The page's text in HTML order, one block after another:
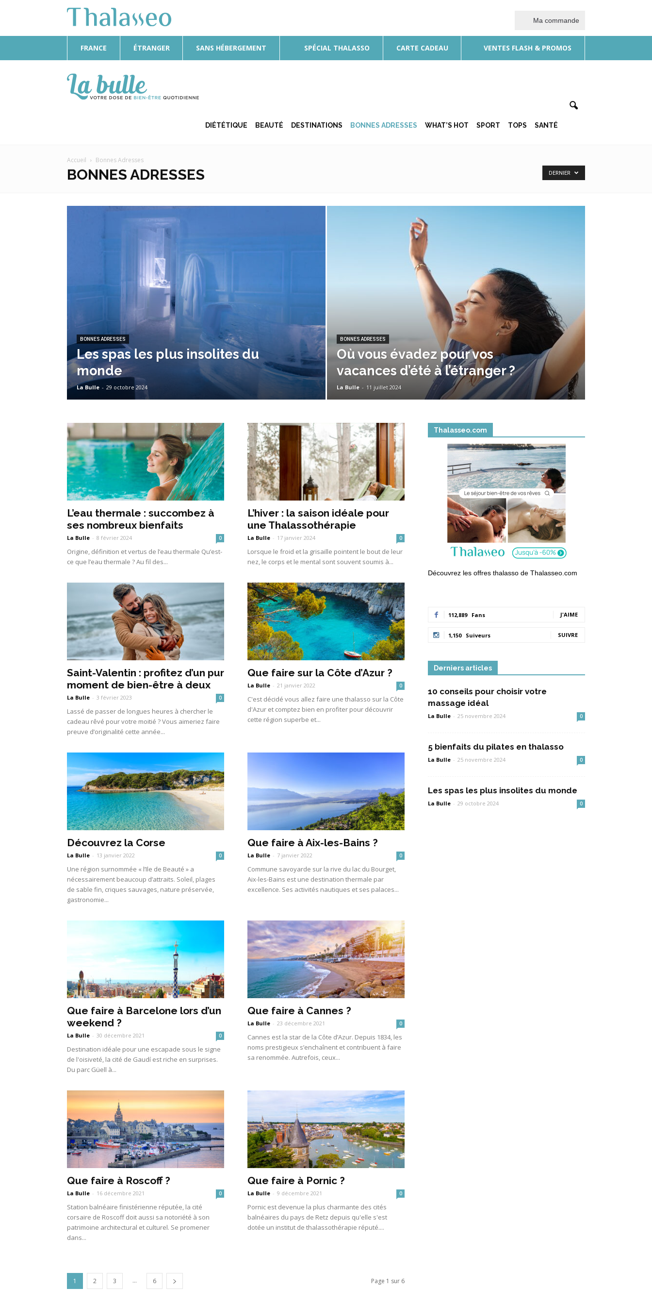
Ma commande
FRANCE ÉTRANGER SANS HÉBERGEMENT SPÉCIAL THALASSO CARTE CADEAU VENTES FLASH & PROMOS
Bulle
DIÉTÉTIQUE BEAUTÉ DESTINATIONS BONNES ADRESSES WHAT’S HOT SPORT TOPS SANTÉ
Accueil Bonnes Adresses
BONNES ADRESSES DERNIER
BONNES ADRESSES
Les spas les plus insolites du
monde
La Bulle - 29 octobre 2024
BONNES ADRESSES
Où vous évadez pour vos
vacances d’été à l’étranger ?
La Bulle - 11 juillet 2024
L’eau thermale : succombez à
ses nombreux bienfaits
La Bulle - 8 février 2024 0
Origine, définition et vertus de l’eau thermale Qu’est-
ce que l’eau thermale ? Au fil des...
L’hiver : la saison idéale pour
une Thalassothérapie
La Bulle - 17 janvier 2024 0
Lorsque le froid et la grisaille pointent le bout de leur
nez, le corps et le mental sont souvent soumis à...
Saint-Valentin : profitez d’un pur
moment de bien-être à deux
La Bulle - 3 février 2023 0
Lassé de passer de longues heures à chercher le
cadeau rêvé pour votre moitié ? Vous aimeriez faire
preuve d’originalité cette année...
Que faire sur la Côte d’Azur ?
La Bulle - 21 janvier 2022 0
C'est décidé vous allez faire une thalasso sur la Côte
d'Azur et comptez bien en profiter pour découvrir
cette région superbe et...
Découvrez la Corse
La Bulle - 13 janvier 2022 0
Une région surnommée « l’Ile de Beauté » a
nécessairement beaucoup d’attraits. Soleil, plages
de sable fin, criques sauvages, nature préservée,
gastronomie...
Que faire à Aix-les-Bains ?
La Bulle - 7 janvier 2022 0
Commune savoyarde sur la rive du lac du Bourget,
Aix-les-Bains est une destination thermale par
excellence. Ses activités nautiques et ses palaces...
Que faire à Barcelone lors d’un
weekend ?
La Bulle - 30 décembre 2021 0
Destination idéale pour une escapade sous le signe
de l'oisiveté, la cité de Gaudí est riche en surprises.
Du parc Güell à...
Que faire à Cannes ?
La Bulle - 23 décembre 2021 0
Cannes est la star de la Côte d’Azur. Depuis 1834, les
noms prestigieux s’enchaînent et contribuent à faire
sa renommée. Autrefois, ceux...
Que faire à Roscoff ?
La Bulle - 16 décembre 2021 0
Station balnéaire finistérienne réputée, la cité
corsaire de Roscoff doit aussi sa notoriété à son
patrimoine architectural et culturel. Se promener
dans...
Que faire à Pornic ?
La Bulle - 9 décembre 2021 0
Pornic est devenue la plus charmante des cités
balnéaires du pays de Retz depuis qu'elle s'est
dotée un institut de thalassothérapie réputé....
1 2 3 ... 6 Page 1 sur 6
Thalasseo.com
Découvrez les offres thalasso de Thalasseo.com
112,889 Fans J'AIME
1,150 Suiveurs SUIVRE
Derniers articles
10 conseils pour choisir votre
massage idéal
La Bulle - 25 novembre 2024 0
5 bienfaits du pilates en thalasso
La Bulle - 25 novembre 2024 0
Les spas les plus insolites du monde
La Bulle - 29 octobre 2024 0